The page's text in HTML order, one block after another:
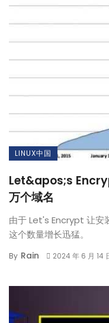
LINUX中国
Let&apos;s
万个域名
由于 Let's Encrypt 让安
这个数量增长迅猛。
By Rain 2024 年 6 月 14